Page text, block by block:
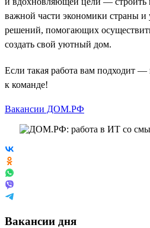
важной части экономики страны и
решений, помогающих
создать свой уютный дом.
Если такая работа вам подходит —
к команде!
Вакансии ДОМ.РФ
Вакансии дня